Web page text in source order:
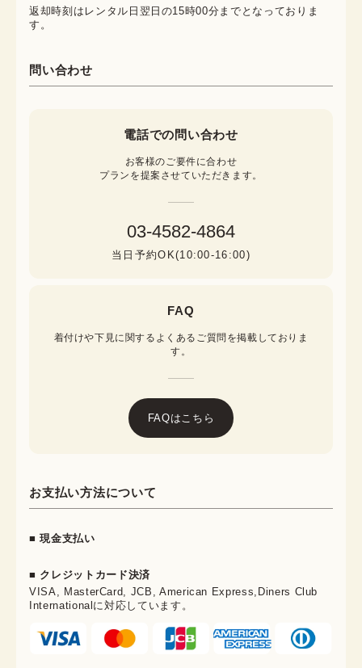
返却時刻はレンタル日翌日の15時00分までとなっておりま
す。
問い合わせ
電話での問い合わせ
お客様のご要件に合わせ
プランを提案させていただきます。
03-4582-4864
当日予約OK(10:00-16:00)
FAQ
着付けや下見に関するよくあるご質問を掲載しておりま
す。
FAQはこちら
お支払い方法について
■ 現金支払い
■ クレジットカード決済
VISA, MasterCard, JCB, American Express,Diners Club
Internationalに対応しています。